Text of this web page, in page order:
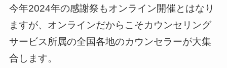
今年2024年の感謝祭もオンライン開催とはなり
ますが、オンラインだからこそカウンセリング
サービス所属の全国各地のカウンセラーが大集
合します。